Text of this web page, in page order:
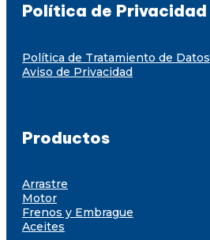
Política de Privacidad
Política de Tratamiento de Datos
Aviso de Privacidad
Productos
Arrastre
Motor
Frenos y Embrague
Aceites